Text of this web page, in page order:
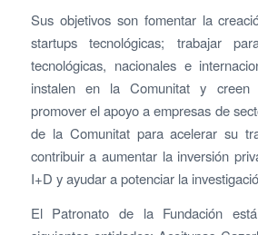
Sus objetivos son fomentar la
startups tecnológicas; trabajar
tecnológicas, nacionales e
instalen en la Comunitat y creen
promover el apoyo a empresas de
de la Comunitat para acelerar su
contribuir a aumentar la inversión
I+D y ayudar a potenciar la
El Patronato de la Fundación